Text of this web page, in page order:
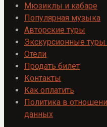
Мюзиклы и кабаре
Популярная музыка
Авторские туры
Экскурсионные
Отели
Продать билет
Контакты
Как оплатить
Политика в
данных